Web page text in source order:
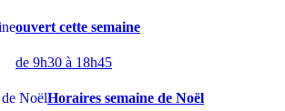
ouvert cette semaine
de 9h30 à 18h45
Horaires semaine de Noël